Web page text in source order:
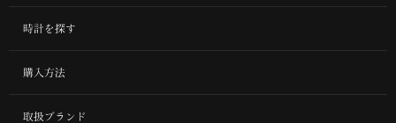
時計を探す
購入方法
取扱ブランド